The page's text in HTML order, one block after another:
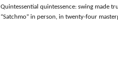
Quintessential quintessence: swing made
“Satchmo” in person, in twenty-four